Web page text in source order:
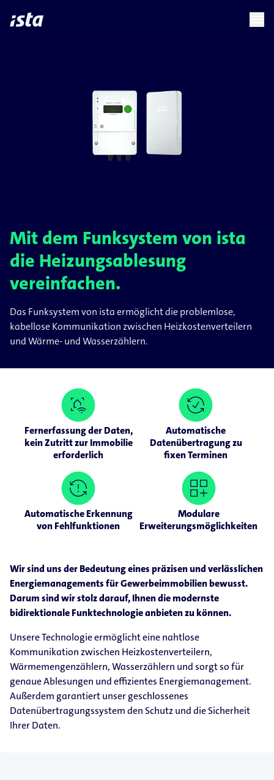
languagechevron_right
Mit dem Funksystem von ista
die Heizungsablesung
vereinfachen.
Das Funksystem von ista ermöglicht die problemlose,
kabellose Kommunikation zwischen Heizkostenverteilern
und Wärme- und Wasserzählern.
Fernerfassung der Daten,
kein Zutritt zur Immobilie
erforderlich
Automatische
Datenübertragung zu
fixen Terminen
Automatische Erkennung
von Fehlfunktionen
Modulare
Erweiterungsmöglichkeiten
Wir sind uns der Bedeutung eines präzisen und verlässlichen
Energiemanagements für Gewerbeimmobilien bewusst.
Darum sind wir stolz darauf, Ihnen die modernste
bidirektionale Funktechnologie anbieten zu können.
Unsere Technologie ermöglicht eine nahtlose
Kommunikation zwischen Heizkostenverteilern,
Wärmemengenzählern, Wasserzählern und sorgt so für
genaue Ablesungen und effizientes Energiemanagement.
Außerdem garantiert unser geschlossenes
Datenübertragungssystem den Schutz und die Sicherheit
Ihrer Daten.